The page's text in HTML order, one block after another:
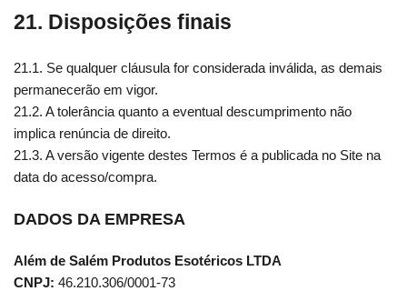
21. Disposições finais
21.1. Se qualquer cláusula for considerada inválida, as demais
permanecerão em vigor.
21.2. A tolerância quanto a eventual descumprimento não
implica renúncia de direito.
21.3. A versão vigente destes Termos é a publicada no Site na
data do acesso/compra.
DADOS DA EMPRESA
Além de Salém Produtos Esotéricos LTDA
CNPJ: 46.210.306/0001-73